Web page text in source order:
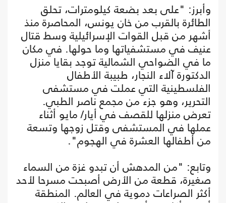
وأبرز: "على بعد بضعة كيلومترات، تحلق
الطائرة بالقرب من خان يونس، المحاصرة منذ
أشهر من قبل القوات الإسرائيلية وسط قتال
عنيف في مستشفياتها وما حولها. في مكان
ما في الضواحي الشمالية توجد بقايا منزل
الدكتورة آلاء النجار، طبيبة الأطفال
الفلسطينية التي عملت في مستشفى
التحرير، وهو جزء من مجمع ناصر الطبي.
تعرض منزلها للقصف في أيار/ مايو أثناء
عملها في المستشفى وقتل زوجها وتسعة
من أطفالها العشرة في الهجوم".
وتابع: "من المدهش أن تبدو غزة من السماء
صغيرة، قطعة من الأرض أصبحت مسرحا لأحد
أكثر الصراعات دموية في العالم. المنطقة